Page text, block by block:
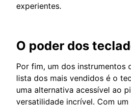
experientes.
O poder dos
Por fim, um dos instrumentos
lista dos mais vendidos é o
uma alternativa acessível ao
versatilidade incrível. Com